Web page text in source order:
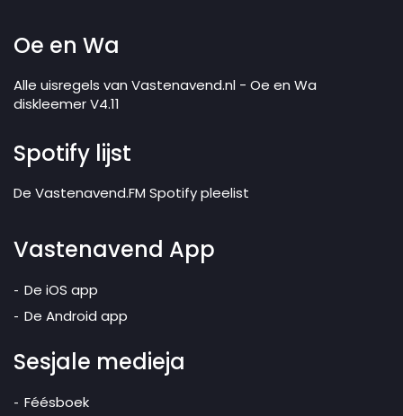
Oe en Wa
Alle uisregels van Vastenavend.nl - Oe en Wa
diskleemer V4.11
Spotify lijst
De Vastenavend.FM Spotify pleelist
Vastenavend App
De iOS app
De Android app
Sesjale medieja
Féésboek